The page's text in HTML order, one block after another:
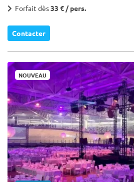
Forfait dès33 € / pers.
Contacter
NOUVEAU